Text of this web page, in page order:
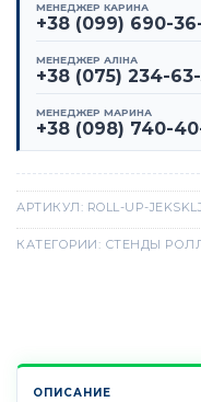
МЕНЕДЖЕР КАРИНА
+38 (099) 690-
МЕНЕДЖЕР АЛІНА
+38 (075) 234-
МЕНЕДЖЕР МАРИНА
+38 (098) 740-
АРТИКУЛ: ROLL-UP-
КАТЕГОРИИ: СТЕНДЫ
ОПИСАНИЕ